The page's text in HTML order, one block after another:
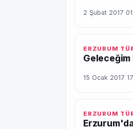
2 Şubat 2017
ERZURUM
15 Ocak 2017
ERZURUM